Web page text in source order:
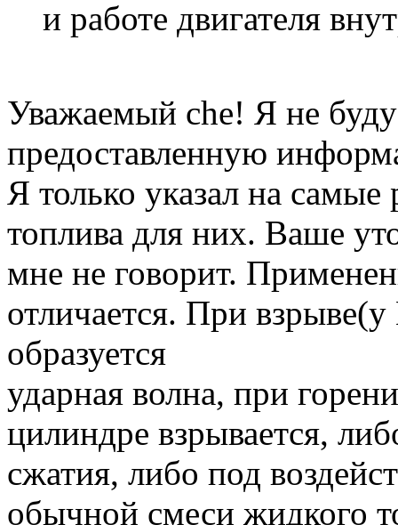
и работе двигателя
Уважаемый che! Я не буду
предоставленную
Я только указал на
топлива для них. Ваше
мне не говорит.
отличается. При
образуется
ударная волна, при
цилиндре взрывается,
сжатия, либо под
обычной смеси жидкого